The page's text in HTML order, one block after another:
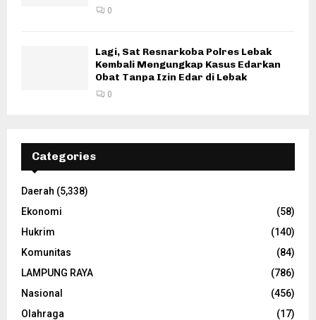
0
Lagi, Sat Resnarkoba Polres Lebak
Kembali Mengungkap Kasus Edarkan
Obat Tanpa Izin Edar di Lebak
0
Categories
Daerah (5,338)
Ekonomi
(58)
Hukrim
(140)
Komunitas
(84)
LAMPUNG RAYA
(786)
Nasional
(456)
Olahraga
(17)